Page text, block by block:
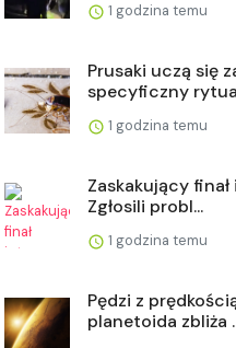
1 godzina temu
Prusaki uczą się
specyficzny
1 godzina temu
Zaskakujący
Zgłosili probl...
1 godzina temu
Pędzi z
planetoida zbliża